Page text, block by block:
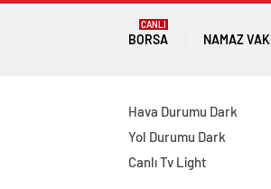
BORSA
CANLI
NAMAZ
Hava Durumu Dark
Yol Durumu Dark
Canlı Tv Light